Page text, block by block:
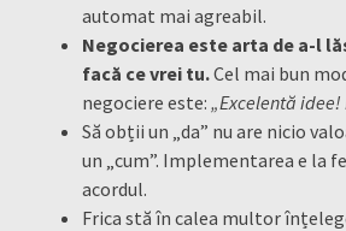
automat mai agreabil.
Negocierea este arta de a-l
facă ce vrei tu.Cel mai bun
negociere este: „Excelentă idee!
Să obții un „da” nu are nicio
un „cum”. Implementarea e la
acordul.
Frica stă în calea multor